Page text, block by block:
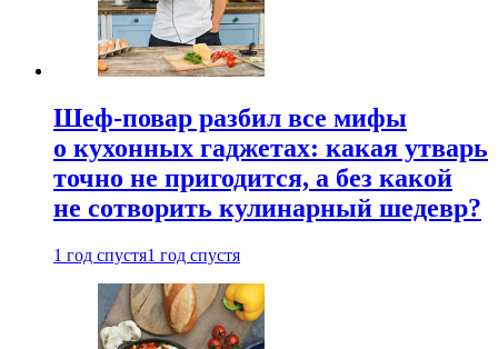
Шеф-повар разбил все мифы
о кухонных гаджетах: какая утварь
точно не пригодится, а без какой
не сотворить кулинарный шедевр?
1 год спустя1 год спустя